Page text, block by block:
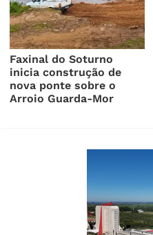
Faxinal do Soturno
inicia construção de
nova ponte sobre o
Arroio Guarda-Mor